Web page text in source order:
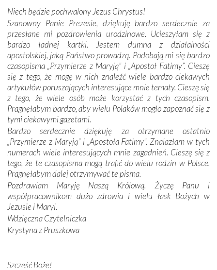
mieliśmy okazję przekonać się, że Maryja swoją opieką
otacza nie tylko nasz naród, lecz wszystkie nacje, które
się Jej ufnie oddają, a także każdą osobę, która zawierza
Jej siebie oraz swych bliskich.
Dzieje Portugalii to również historia wierności Bogu i
odstępstw, także w życiu władców. Trudne momenty w
wymiarze tak osobistym, jak i zbiorowym, przypominają o
konieczności ciągłego zabiegania o własną duszę i o łaskę
Opatrzności. Wierność przynosi pomyślność –
przynajmniej w życiu duchowym. Odstępstwo owocuje
nieszczęściem i śmiercią. Te uniwersalne prawdy
przychodziły na myśl, gdy słuchaliśmy opowieści
przewodników o portugalskich monarchach i wodzach,
zwycięskich bitwach i nieszczęśliwych losach grzesznych
kochanków.
Byli tym razem pośród Apostołów Fatimy reprezentanci
każdego spośród żyjących pokoleń. Najmłodszy uczestnik
liczył sobie 13 lat, zaś senior, pan Zdzisław – już 94.
Całe życie marzyłem, by tu przyjechać
rozmowie.
bez obecności duszpasterza – księdza Krzysztofa.
Niech będzie pochwalony Jezus Chrystus!
Szanowny Panie Prezesie, dziękuję bardzo serdecznie za
przesłane mi pozdrowienia urodzinowe. Ucieszyłam się z
bardzo ładnej kartki. Jestem dumna z działalności
apostolskiej, jaką Państwo prowadzą. Podobają mi się bardzo
czasopisma „Przymierze z Maryją” i „Apostoł Fatimy”. Cieszę
się z tego, że mogę w nich znaleźć wiele bardzo ciekawych
artykułów poruszających interesujące mnie tematy. Cieszę się
z tego, że wiele osób może korzystać z tych czasopism.
Pragnęłabym bardzo, aby wielu Polaków mogło zapoznać się z
tymi ciekawymi gazetami.
Bardzo serdecznie dziękuję za otrzymane ostatnio
„Przymierze z Maryją” i „Apostoła Fatimy”. Znalazłam w tych
numerach wiele interesujących mnie zagadnień. Cieszę się z
tego, że te czasopisma mogą trafić do wielu rodzin w Polsce.
Pragnęłabym dalej otrzymywać te pisma.
Pozdrawiam Maryję Naszą Królową. Życzę Panu i
współpracownikom dużo zdrowia i wielu łask Bożych w
Jezusie i Maryi.
Wdzięczna Czytelniczka
Krystyna z Pruszkowa
Szczęść Boże!